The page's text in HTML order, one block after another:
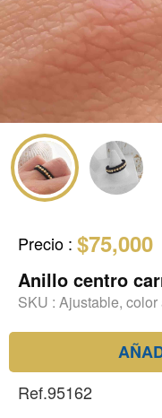
Precio : $75,000
Anillo centro
SKU : Ajustable, color
Ref.95162